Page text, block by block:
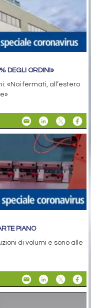
DEGLI ORDINI»
«Noi fermati, all’estero
PIANO
di volumi e sono alle